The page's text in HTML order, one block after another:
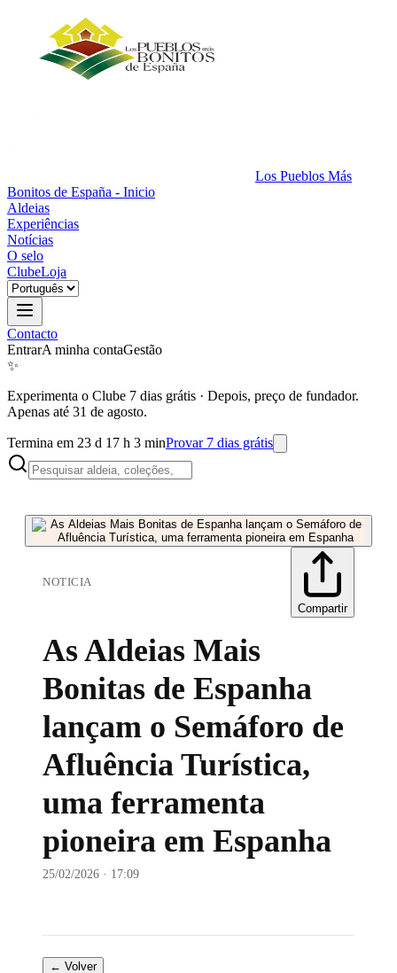
Los Pueblos Más
Bonitos de España - Inicio
Aldeias
Experiências
Notícias
O selo
ClubeLoja
Contacto
EntrarA minha contaGestão
✨
Experimenta o Clube 7 dias grátis · Depois, preço de fundador.
Apenas até 31 de agosto.
Termina em 23 d 17 h 3 minProvar 7 dias grátis
NOTICIA
Compartir
As Aldeias Mais
Bonitas de Espanha
lançam o Semáforo de
Afluência Turística,
uma ferramenta
pioneira em Espanha
25/02/2026 · 17:09
← Volver